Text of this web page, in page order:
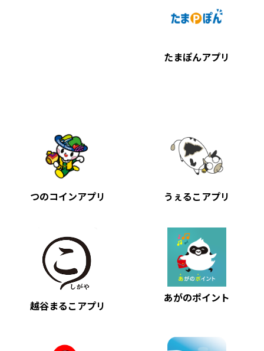
たまぽんアプリ
つのコインアプリ うぇるこアプリ
越谷まるこアプリ
あがのポイント